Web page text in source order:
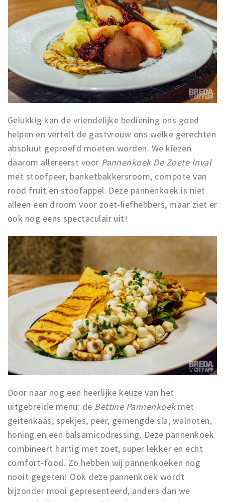
Gelukkig kan de vriendelijke bediening ons goed
helpen en vertelt de gastvrouw ons welke gerechten
absoluut geproefd moeten worden. We kiezen
daarom allereerst voor Pannenkoek De Zoete Inval
met stoofpeer, banketbakkersroom, compote van
rood fruit en stoofappel. Deze pannenkoek is niet
alleen een droom voor zoet-liefhebbers, maar ziet er
ook nog eens spectaculair uit!
Door naar nog een heerlijke keuze van het
uitgebreide menu: de Bettine Pannenkoekmet
geitenkaas, spekjes, peer, gemengde sla, walnoten,
honing en een balsamicodressing. Deze pannenkoek
combineert hartig met zoet, super lekker en echt
comfort-food. Zo hebben wij pannenkoeken nog
nooit gegeten! Ook deze pannenkoek wordt
bijzonder mooi gepresenteerd, anders dan we